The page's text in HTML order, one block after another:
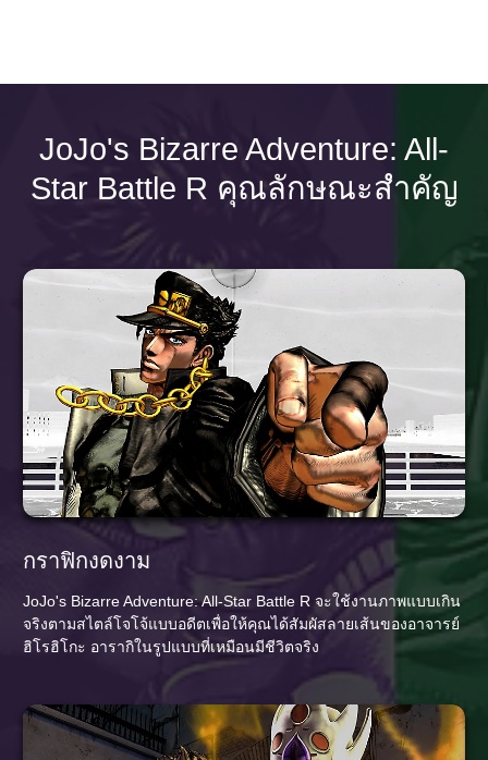
JoJo's Bizarre Adventure: All-
Star Battle R คุณลักษณะสำคัญ
กราฟิกงดงาม
JoJo's Bizarre Adventure: All-Star Battle R จะใช้งานภาพแบบเกิน
จริงตามสไตล์โจโจ้แบบอดีตเพื่อให้คุณได้สัมผัสลายเส้นของอาจารย์
ฮิโรฮิโกะ อารากิในรูปแบบที่เหมือนมีชีวิตจริง